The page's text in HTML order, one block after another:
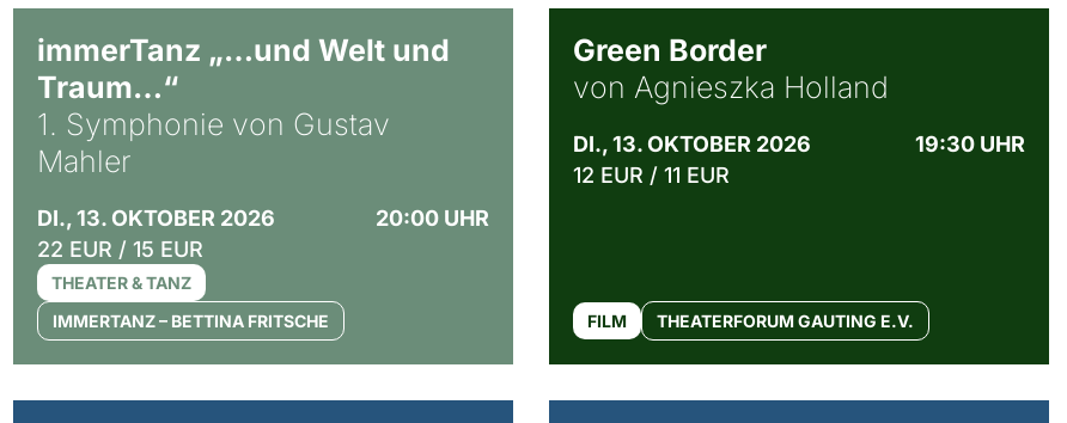
immerTanz „…und Welt und
Traum…“
1. Symphonie von Gustav
Mahler
DI., 13. OKTOBER 2026
20:00 UHR
22 EUR / 15 EUR
THEATER & TANZ
IMMERTANZ – BETTINA FRITSCHE
Green Border
von Agnieszka Holland
DI., 13. OKTOBER 2026
19:30 UHR
12 EUR / 11 EUR
FILM THEATERFORUM GAUTING E.V.